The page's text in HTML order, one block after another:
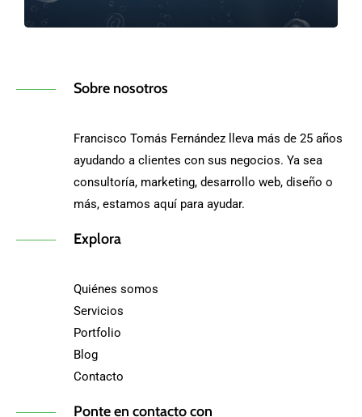
Sobre nosotros
Francisco Tomás Fernández lleva más de 25 años
ayudando a clientes con sus negocios. Ya sea
consultoría, marketing, desarrollo web, diseño o
más, estamos aquí para ayudar.
Explora
Quiénes somos
Servicios
Portfolio
Blog
Contacto
Ponte en contacto con